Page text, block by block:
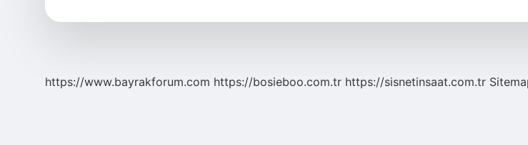
https://www.bayrakforum.com https://bosieboo.com.tr https://sisnetinsaat.com.tr